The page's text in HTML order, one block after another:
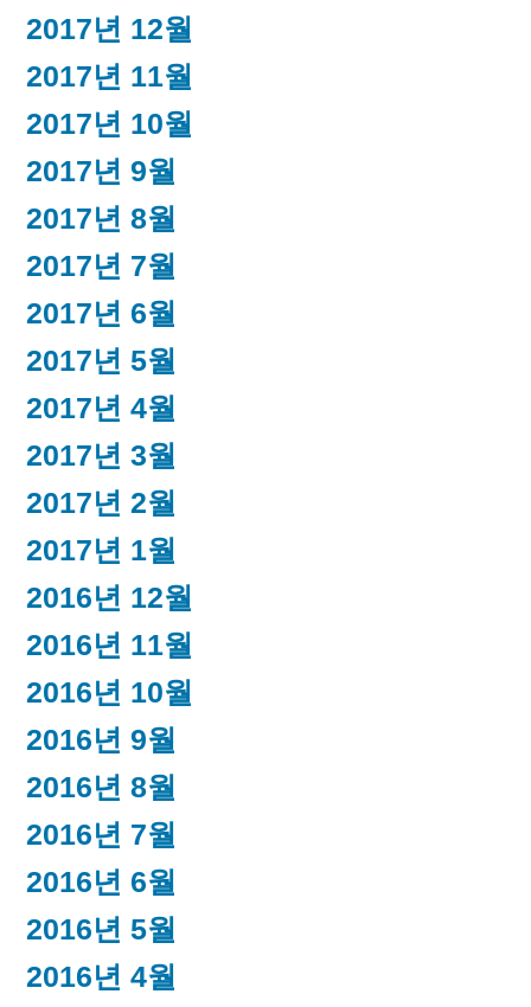
2017년 12월
2017년 11월
2017년 10월
2017년 9월
2017년 8월
2017년 7월
2017년 6월
2017년 5월
2017년 4월
2017년 3월
2017년 2월
2017년 1월
2016년 12월
2016년 11월
2016년 10월
2016년 9월
2016년 8월
2016년 7월
2016년 6월
2016년 5월
2016년 4월